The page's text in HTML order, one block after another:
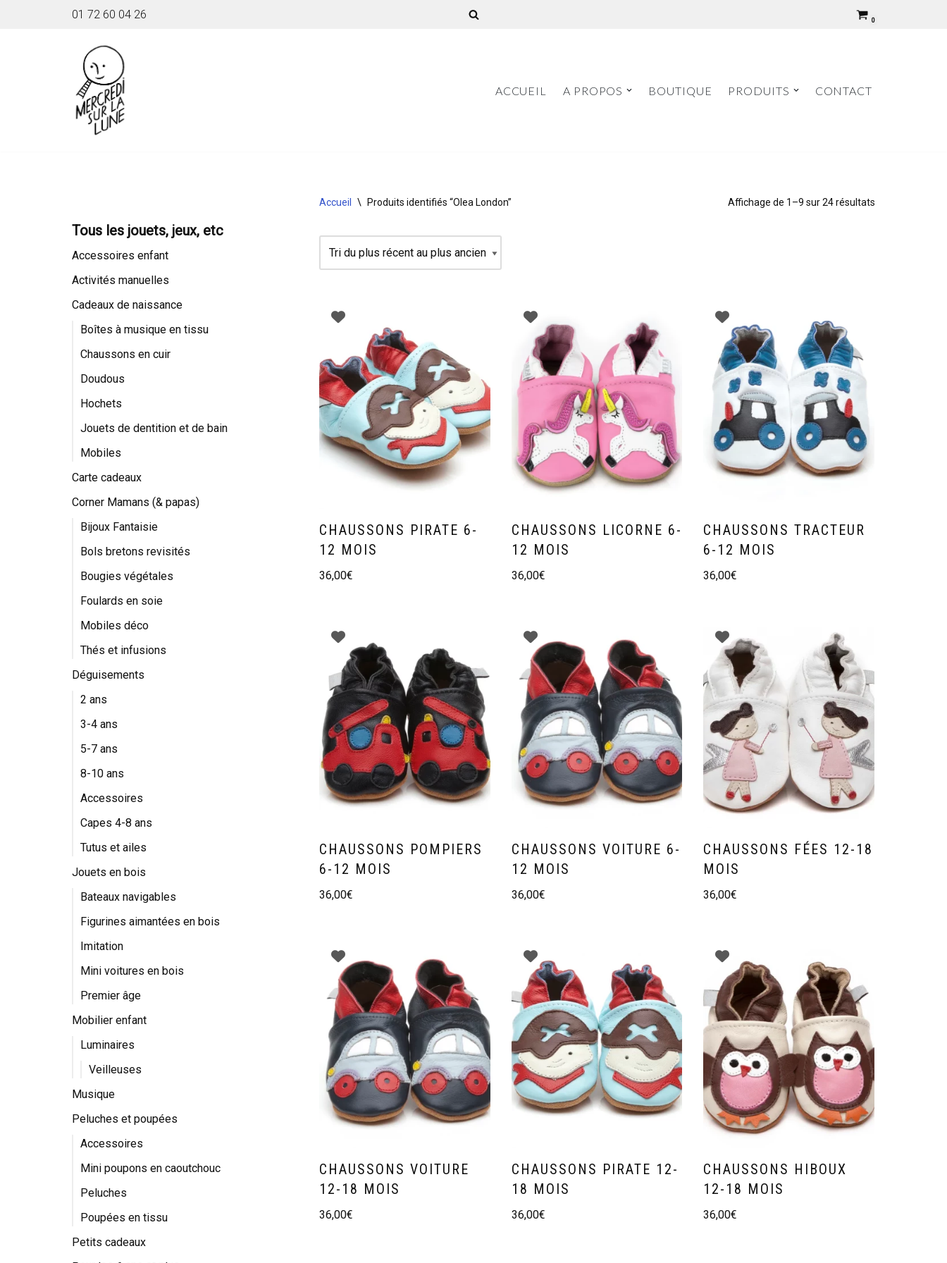
01 72 60 04 26 0
ACCUEIL A PROPOS BOUTIQUE PRODUITS CONTACT
Tous les jouets, jeux, etc
Accessoires enfant
Activités manuelles
Cadeaux de naissance
Boîtes à musique en tissu
Chaussons en cuir
Doudous
Hochets
Jouets de dentition et de bain
Mobiles
Carte cadeaux
Corner Mamans (& papas)
Bijoux Fantaisie
Bols bretons revisités
Bougies végétales
Foulards en soie
Mobiles déco
Thés et infusions
Déguisements
2 ans
3-4 ans
5-7 ans
8-10 ans
Accessoires
Capes 4-8 ans
Tutus et ailes
Jouets en bois
Bateaux navigables
Figurines aimantées en bois
Imitation
Mini voitures en bois
Premier âge
Mobilier enfant
Luminaires
Veilleuses
Musique
Peluches et poupées
Accessoires
Mini poupons en caoutchouc
Peluches
Poupées en tissu
Petits cadeaux
Accueil \ Produits identifiés “Olea London” Affichage de 1–9 sur 24 résultats
CHAUSSONS PIRATE 6-
12 MOIS
36,00€
CHAUSSONS LICORNE 6-
12 MOIS
36,00€
CHAUSSONS TRACTEUR
6-12 MOIS
36,00€
CHAUSSONS POMPIERS
6-12 MOIS
36,00€
CHAUSSONS VOITURE 6-
12 MOIS
36,00€
CHAUSSONS FÉES 12-18
MOIS
36,00€
CHAUSSONS VOITURE
12-18 MOIS
36,00€
CHAUSSONS PIRATE 12-
18 MOIS
36,00€
CHAUSSONS HIBOUX
12-18 MOIS
36,00€